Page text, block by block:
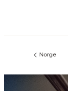
Föregående
Norge